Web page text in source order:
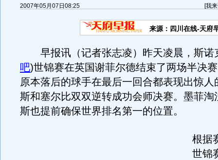
2007年05月07日08:25 [我
来源：四川在线-天府
早报讯（记者张志凌）昨天凌晨，斯诺
吧)世锦赛在英国谢菲尔德结束了两场半决
原本落后的球手在最后一回合都表现出惊人
斯和塞尔比双双逆转成功会师决赛。墨菲淘
斯也提前确保世界排名第一的位置。
根据
世锦